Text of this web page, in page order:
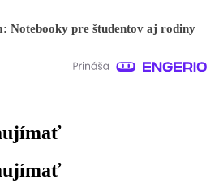
Notebooky pre študentov aj rodiny